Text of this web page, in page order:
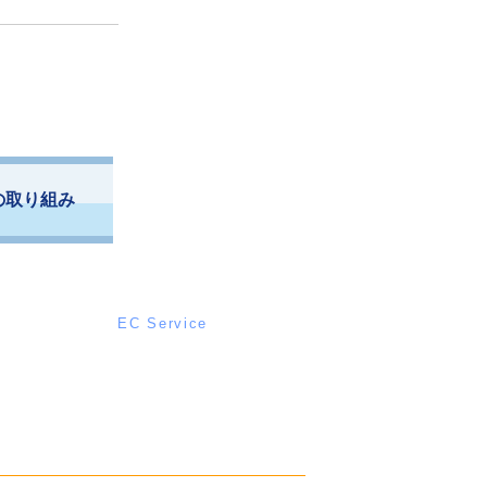
取り組み
EC Service